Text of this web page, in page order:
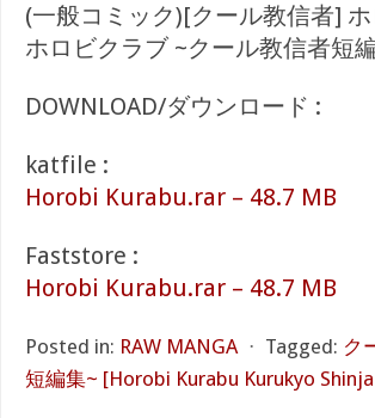
(一般コミック)[クール教信者]
ホロビクラブ ~クール教信者短
DOWNLOAD/ダウンロード :
katfile :
Horobi Kurabu.rar – 48.7 MB
Faststore :
Horobi Kurabu.rar – 48.7 MB
Posted in: RAW MANGA ⋅ Tagged: ク
短編集~ [Horobi Kurabu Kurukyo